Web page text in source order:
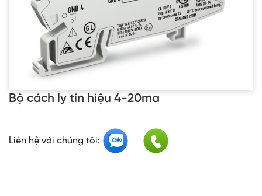
Bộ cách ly tín hiệu 4-20ma
Liên hệ với chúng tôi: